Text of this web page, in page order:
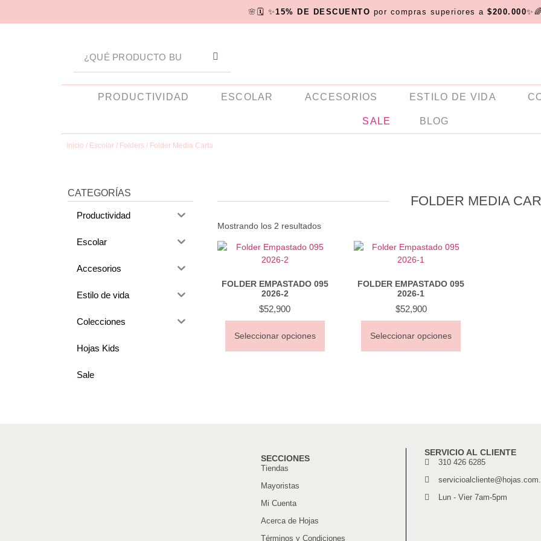
🌸 🗓️ ✨15% DE DESCUENTO por compras superiores a$200.000
PRODUCTIVIDAD ESCOLAR ACCESORIOS ESTILO DE VIDA
SALE BLOG
Inicio / Escolar/ Folders / Folder Media Carta
CATEGORÍAS
Productividad
Escolar
Accesorios
Estilo de vida
Colecciones
Hojas Kids
Sale
FOLDER MEDIA
Mostrando los 2 resultados
FOLDER EMPASTADO 095
2026-2
$52,900
Seleccionar opciones
FOLDER EMPASTADO 095
2026-1
$52,900
Seleccionar opciones
SECCIONES
Tiendas
Mayoristas
Mi Cuenta
Acerca de Hojas
Términos y Condiciones
SERVICIO AL CLIENTE
310 426 6285
Lun - Vier 7am-5pm